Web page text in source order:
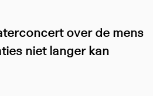
over de mens
niet langer kan